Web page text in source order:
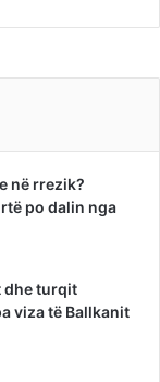
në rrezik?
po dalin nga
dhe turqit
viza të Ballkanit